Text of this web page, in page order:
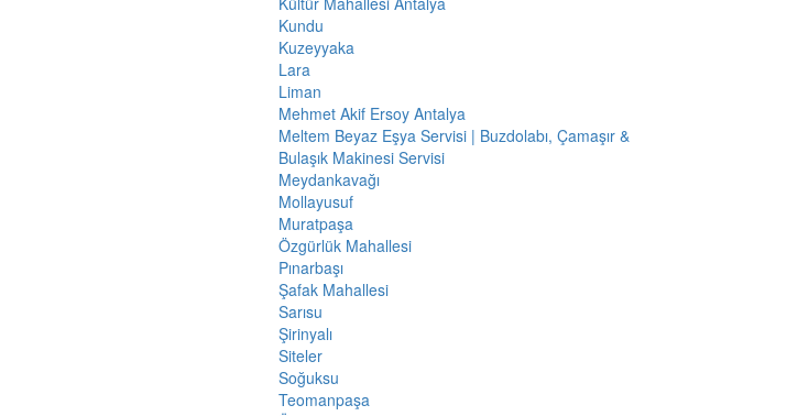
Kundu
Kuzeyyaka
Lara
Liman
Mehmet Akif Ersoy Antalya
Meltem Beyaz Eşya Servisi | Buzdolabı, Çamaşır &
Bulaşık Makinesi Servisi
Meydankavağı
Mollayusuf
Muratpaşa
Özgürlük Mahallesi
Pınarbaşı
Şafak Mahallesi
Sarısu
Şirinyalı
Siteler
Soğuksu
Teomanpaşa